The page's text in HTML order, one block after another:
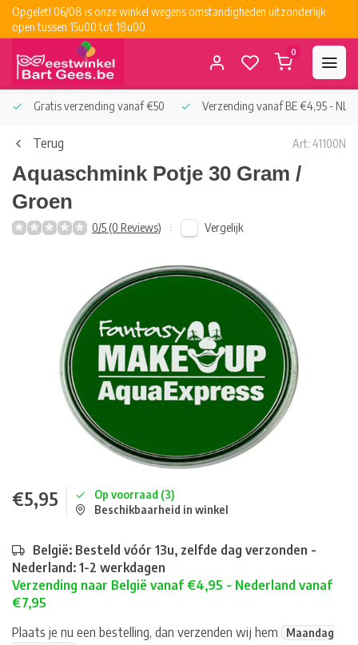
Opgelet! 06/08 is onze winkel wegens omstandigheden uitzonderlijk
open tussen 15u00 tot 18u00.
0
Gratis verzending vanaf €50 Verzending vanaf BE €4,95 - NL
Terug Art: 41100N
Aquaschmink Potje 30 Gram /
Groen
0/5 (0 Reviews) Vergelijk
€5,95
Op voorraad (3)
Beschikbaarheid in winkel
België: Besteld vóór 13u, zelfde dag verzonden -
Nederland: 1-2 werkdagen
Verzending naar België vanaf €4,95 - Nederland vanaf
€7,95
Plaats je nu een bestelling, dan verzenden wij hem
Maandag